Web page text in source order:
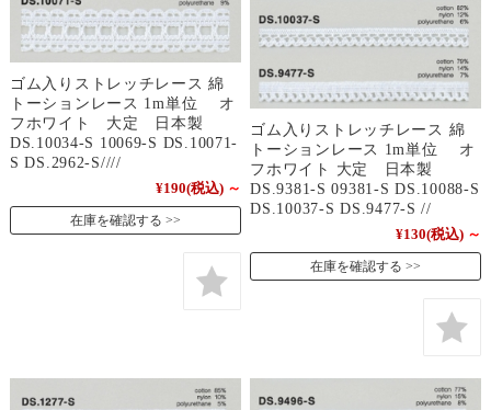
ゴム入りストレッチレース 綿
トーションレース 1m単位 オ
フホワイト 大定 日本製
DS.10034-S 10069-S DS.10071-
S DS.2962-S////
¥190(税込) ～
在庫を確認する
ゴム入りストレッチレース 綿
トーションレース 1m単位 オ
フホワイト 大定 日本製
DS.9381-S 09381-S DS.10088-S
DS.10037-S DS.9477-S //
¥130(税込) ～
在庫を確認する